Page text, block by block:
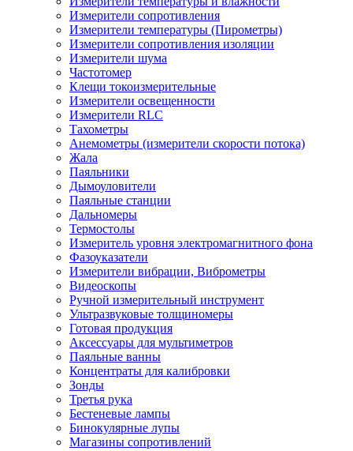
Измерители сопротивления
Измерители температуры (Пирометры)
Измерители сопротивления изоляции
Измерители шума
Частотомер
Клещи токоизмерительные
Измерители освещенности
Измерители RLC
Тахометры
Анемометры (измерители скорости потока)
Жала
Паяльники
Дымоуловители
Паяльные станции
Дальномеры
Термостолы
Измеритель уровня электромагнитного фона
Фазоуказатели
Измерители вибрации, Виброметры
Видеоскопы
Ручной измерительный инструмент
Ультразвуковые толщиномеры
Готовая продукция
Аксессуары для мультиметров
Паяльные ванны
Концентраты для калибровки
Зонды
Третья рука
Бестеневые лампы
Бинокулярные лупы
Магазины сопротивлений